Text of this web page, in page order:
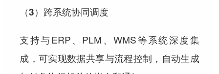
（3）跨系统协同调度
支持与ERP、PLM、WMS等系统深度集
成，可实现数据共享与流程控制，自动生成